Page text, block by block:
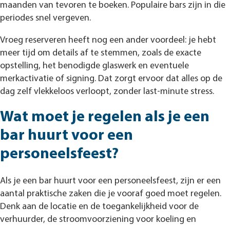
maanden van tevoren te boeken. Populaire bars zijn in die
periodes snel vergeven.
Vroeg reserveren heeft nog een ander voordeel: je hebt
meer tijd om details af te stemmen, zoals de exacte
opstelling, het benodigde glaswerk en eventuele
merkactivatie of signing. Dat zorgt ervoor dat alles op de
dag zelf vlekkeloos verloopt, zonder last-minute stress.
Wat moet je regelen als je een
bar huurt voor een
personeelsfeest?
Als je een bar huurt voor een personeelsfeest, zijn er een
aantal praktische zaken die je vooraf goed moet regelen.
Denk aan de locatie en de toegankelijkheid voor de
verhuurder, de stroomvoorziening voor koeling en